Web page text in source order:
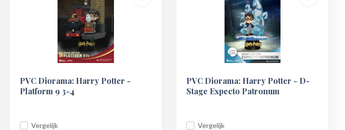
PVC Diorama: Harry Potter -
Platform 9 3-4
Vergelijk
PVC Diorama: Harry Potter - D-
Stage Expecto Patronum
Vergelijk